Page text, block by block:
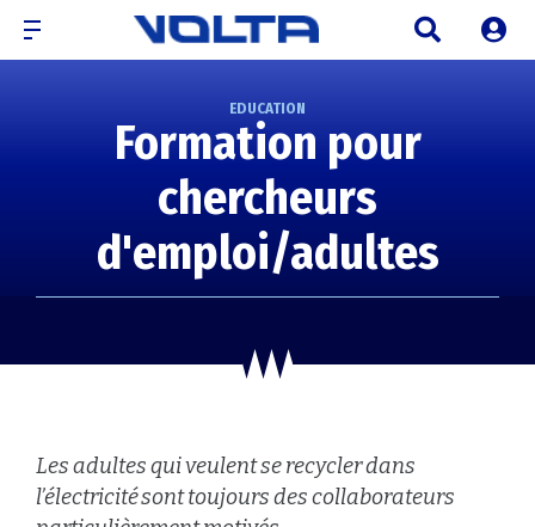
EDUCATION
Formation pour
chercheurs
d'emploi/adultes
Les adultes qui veulent se recycler dans
l’électricité sont toujours des collaborateurs